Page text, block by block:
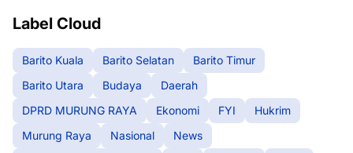
Label Cloud
Barito Kuala Barito Selatan
Barito Timur
Barito Utara
Budaya
Daerah
DPRD MURUNG RAYA
Ekonomi FYI
Hukrim
Murung Raya
Nasional
News